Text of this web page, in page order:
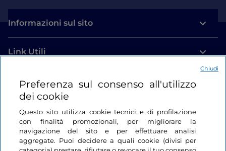
Informazioni sul sito
Link Utili
Login
Restiamo in contatto
Preferenza sul consenso all'utilizzo
dei cookie
Questo sito utilizza cookie tecnici e di profilazione
con finalità promozionali, per migliorare la
navigazione del sito e per effettuare analisi
aggregate. Puoi decidere a quali cookie (divisi per
Chiudi